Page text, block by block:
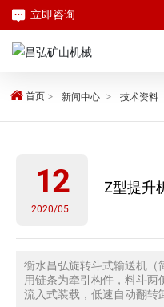
立即咨询
网站首页
解决方案
关于我们
新闻中心
首页 新闻中心 技术资料
12
2020/05
Z型提升
衡水昌弘旋转斗式输送机（
用链条为牵引构件，料斗两
流入式装载，低速自动翻转